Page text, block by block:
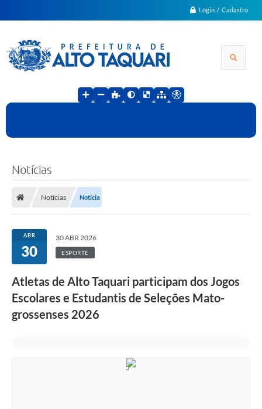
Login / Cadastro
Notícias
Notícias Notícia
ABR
30
30 ABR 2026
ESPORTE
Atletas de Alto Taquari participam dos Jogos
Escolares e Estudantis de Seleções Mato-
grossenses 2026